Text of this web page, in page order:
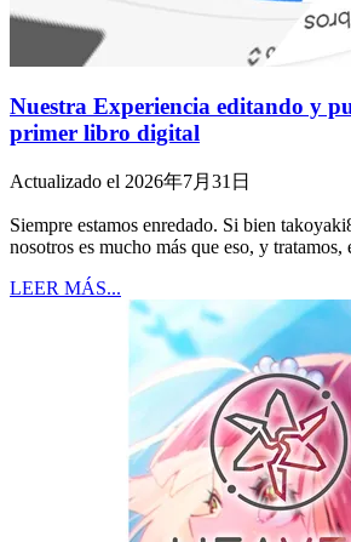
Nuestra Experiencia editando y
primer libro digital
Actualizado el 2026年7月31日
Siempre estamos enredado. Si bien
nosotros es mucho más que eso, y
LEER MÁS...